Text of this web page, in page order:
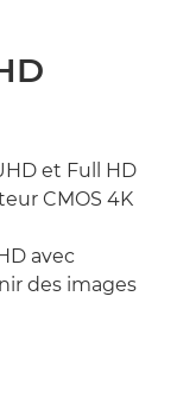
et Full HD
CMOS 4K
avec
des images